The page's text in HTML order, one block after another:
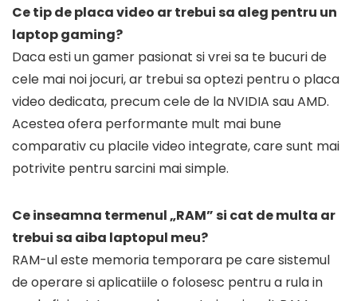
Ce tip de placa video ar trebui sa aleg pentru un
laptop gaming?
Daca esti un gamer pasionat si vrei sa te bucuri de
cele mai noi jocuri, ar trebui sa optezi pentru o placa
video dedicata, precum cele de la NVIDIA sau AMD.
Acestea ofera performante mult mai bune
comparativ cu placile video integrate, care sunt mai
potrivite pentru sarcini mai simple.
Ce inseamna termenul „RAM” si cat de multa ar
trebui sa aiba laptopul meu?
RAM-ul este memoria temporara pe care sistemul
de operare si aplicatiile o folosesc pentru a rula in